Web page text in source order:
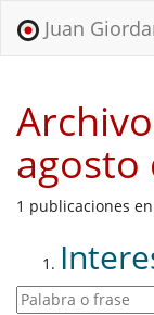
Juan
agosto
1 publicaciones